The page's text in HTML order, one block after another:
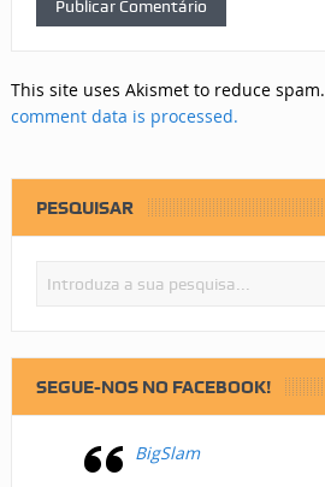
This site uses Akismet to reduce spam.
comment data is processed.
PESQUISAR
SEGUE-NOS NO FACEBOOK!
BigSlam